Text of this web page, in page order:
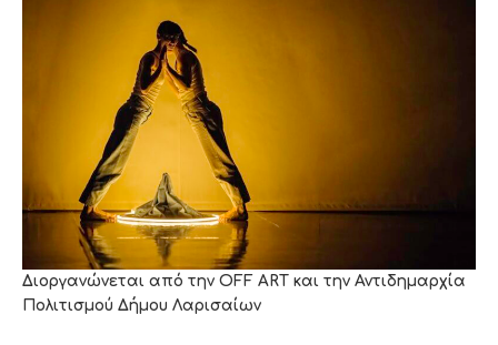
Διοργανώνεται από την OFF ART και την Αντιδημαρχία
Πολιτισμού Δήμου Λαρισαίων